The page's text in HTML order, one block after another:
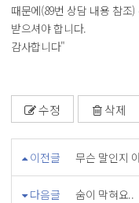
때문에(89번 상담 내용 참조
받으셔야 합니다.
감사합니다"
수정 삭제
이전글 무슨 말인지
다음글 숨이 막혀요..